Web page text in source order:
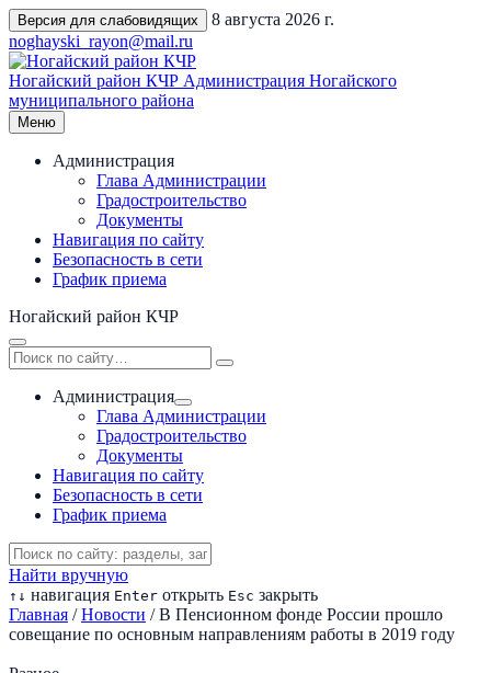
Перейти
к
содержимому
Версия для слабовидящих
8 августа 2026 г.
noghayski_rayon@mail.ru
Ногайский район КЧР Администрация Ногайского
муниципального района
Меню
Администрация
Глава Администрации
Градостроительство
Документы
Навигация по сайту
Безопасность в сети
График приема
Ногайский район КЧР
Администрация
Глава Администрации
Градостроительство
Документы
Навигация по сайту
Безопасность в сети
График приема
Найти вручную
↑ ↓ навигация Enter открыть Esc закрыть
Главная / Новости / В Пенсионном фонде России прошло
совещание по основным направлениям работы в 2019 году